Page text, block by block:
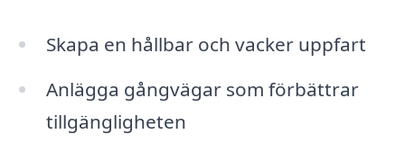
Skapa en hållbar och vacker uppfart
Anlägga gångvägar som förbättrar
tillgängligheten